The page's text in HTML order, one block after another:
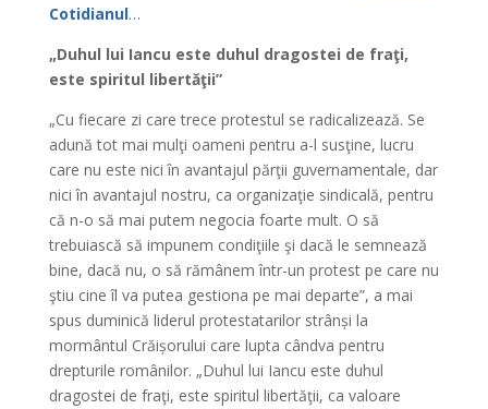
Cotidianul…
„Duhul lui Iancu este duhul dragostei de fraţi,
este spiritul libertăţii”
„Cu fiecare zi care trece protestul se radicalizează. Se
adună tot mai mulţi oameni pentru a-l susţine, lucru
care nu este nici în avantajul părţii guvernamentale, dar
nici în avantajul nostru, ca organizaţie sindicală, pentru
că n-o să mai putem negocia foarte mult. O să
trebuiască să impunem condiţiile şi dacă le semnează
bine, dacă nu, o să rămânem într-un protest pe care nu
ştiu cine îl va putea gestiona pe mai departe”, a mai
spus duminică liderul protestatarilor strânși la
mormântul Crăișorului care lupta cândva pentru
drepturile românilor. „Duhul lui Iancu este duhul
dragostei de fraţi, este spiritul libertăţii, ca valoare